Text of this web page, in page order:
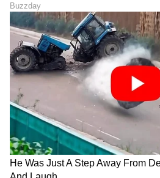
"ರಾಜಕೀಯ ಬೇಡ, ಸಿನಿಮಾನೇ
ಕನಕೋತ್ಸವದಲ್ಲಿ ರಿಷಬ್ ಶೆಟ್ಟಿ |
Shetty speech | Suvarna
ಶೇ.50 ರಿಂದ ಶೇ.18 ಕ್ಕೆ TAX
ಟ್ರಂಪ್ ಐತಿಹಾಸಿಕ ಒಪ್ಪಂದ |
Trade Deal | Party Rounds